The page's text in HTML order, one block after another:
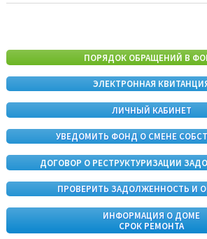
ПОРЯДОК ОБРАЩЕНИЙ В
ЭЛЕКТРОННАЯ
ЛИЧНЫЙ КАБИНЕТ
УВЕДОМИТЬ ФОНД О СМЕНЕ
ДОГОВОР О РЕСТРУКТУРИЗАЦИИ
ПРОВЕРИТЬ ЗАДОЛЖЕННОСТЬ И
ИНФОРМАЦИЯ О ДОМЕ
СРОК РЕМОНТА